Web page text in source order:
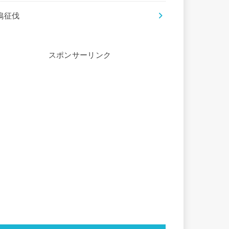
征伐
スポンサーリンク